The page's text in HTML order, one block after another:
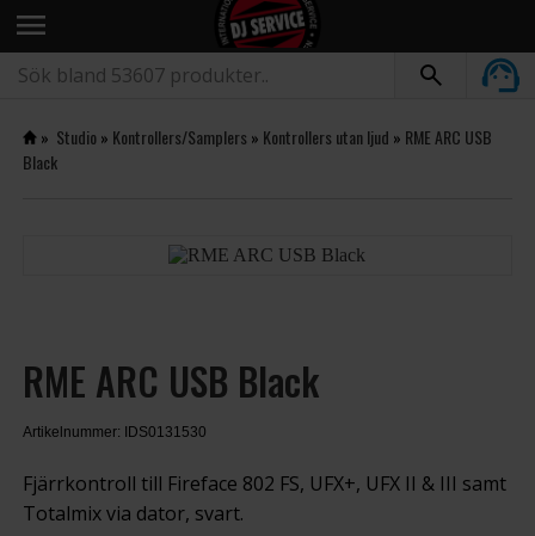
menu
» Studio» Kontrollers/Samplers » Kontrollers utan ljud » RME ARC USB
Black
RME ARC USB Black
Artikelnummer: IDS0131530
Fjärrkontroll till Fireface 802 FS, UFX+, UFX II & III samt
Totalmix via dator, svart.